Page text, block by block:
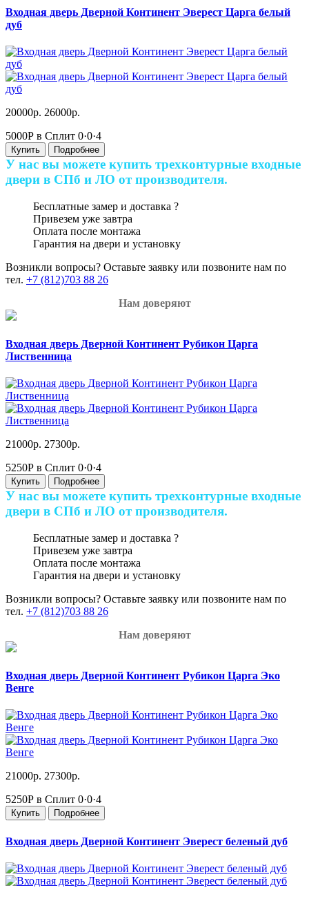
Входная дверь Дверной Континент Эверест Царга белый
дуб
20000р. 26000р.
5000Р в Сплит 0·0·4
Купить Подробнее
У нас вы можете купить трехконтурные входные
двери в СПб и ЛО от производителя.
Бесплатные замер и доставка ?
Привезем уже завтра
Оплата после монтажа
Гарантия на двери и установку
Возникли вопросы? Оставьте заявку или позвоните нам по
тел. +7 (812)703 88 26
Нам доверяют
Входная дверь Дверной Континент Рубикон Царга
Лиственница
21000р. 27300р.
5250Р в Сплит 0·0·4
Купить Подробнее
У нас вы можете купить трехконтурные входные
двери в СПб и ЛО от производителя.
Бесплатные замер и доставка ?
Привезем уже завтра
Оплата после монтажа
Гарантия на двери и установку
Возникли вопросы? Оставьте заявку или позвоните нам по
тел. +7 (812)703 88 26
Нам доверяют
Входная дверь Дверной Континент Рубикон Царга Эко
Венге
21000р. 27300р.
5250Р в Сплит 0·0·4
Купить Подробнее
Входная дверь Дверной Континент Эверест беленый дуб